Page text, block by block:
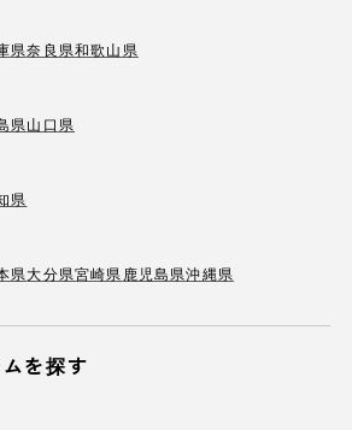
県奈良県和歌山県
県山口県
県
県大分県宮崎県 鹿児島県沖縄県
を探す